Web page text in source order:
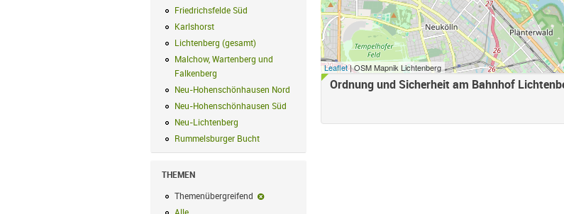
Friedrichsfelde Süd
Friedrichsfelde Süd Filter anwenden
Karlshorst
Lichtenberg (gesamt) Lichtenberg (gesamt) Filter anwenden
Malchow, Wartenberg und
Falkenberg Malchow, Wartenberg und Falkenberg Filter anwenden
Neu-Hohenschönhausen Nord
Neu-Hohenschönhausen Nord Filter anwenden
Neu-Hohenschönhausen Süd
Neu-Lichtenberg Neu-Lichtenberg Filter anwenden
Rummelsburger Bucht
THEMEN
Themenübergreifend
Leaflet| OSM Mapnik Lichtenberg
Ordnung und Sicherheit am Bahnhof